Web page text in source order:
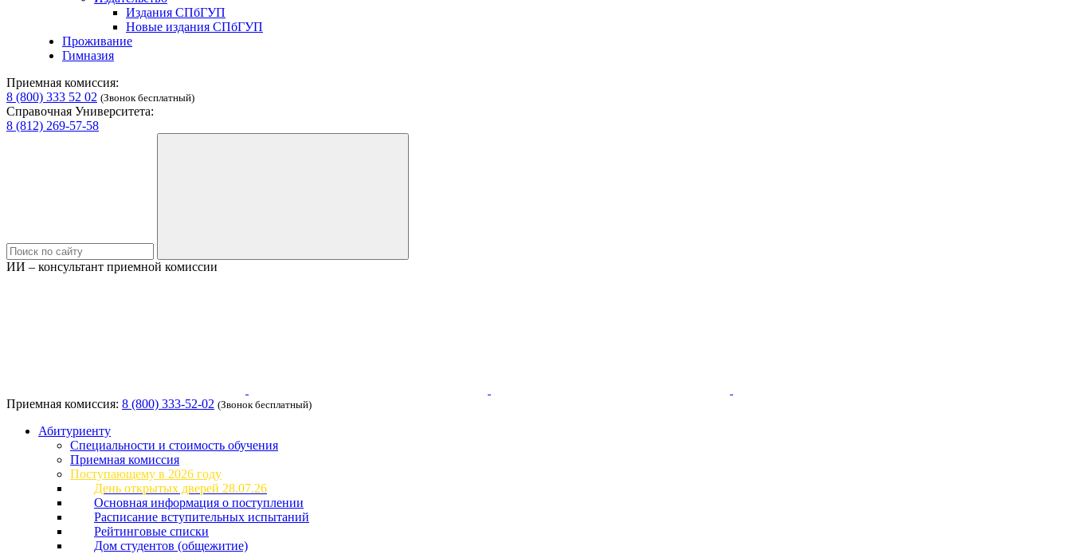
Издания СПбГУП
Новые издания СПбГУП
Проживание
Гимназия
Приемная комиссия:
8 (800) 333 52 02 (Звонок бесплатный)
Справочная Университета:
8 (812) 269-57-58
ИИ – консультант приемной комиссии
Приемная комиссия: 8 (800) 333-52-02 (Звонок бесплатный)
Абитуриенту
Специальности и стоимость обучения
Приемная комиссия
Поступающему в 2026 году
День открытых дверей 28.07.26
Основная информация о поступлении
Расписание вступительных испытаний
Рейтинговые списки
Дом студентов (общежитие)